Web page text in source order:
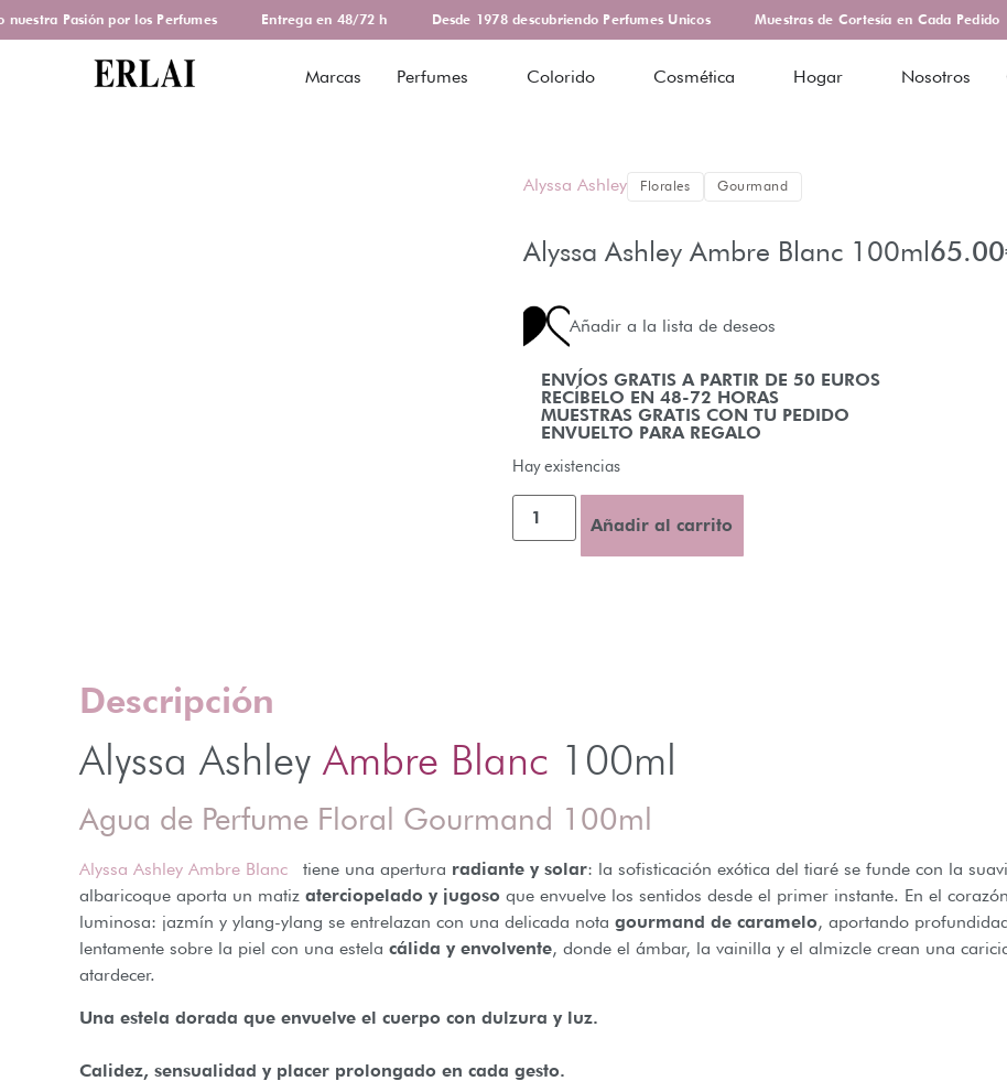
Pasión por los Perfumes Entrega en 48/72 h Desde 1978 descubriendo Perfumes Unicos Muestras de Cortesía en Cada Pedido
Marcas Perfumes Colorido Cosmética Hogar Nosotros
Alyssa Ashley Florales Gourmand
Alyssa Ashley Ambre Blanc 100ml65.00
Añadir a la lista de deseos
ENVÍOS GRATIS A PARTIR DE 50 EUROS
RECÍBELO EN 48-72 HORAS
MUESTRAS GRATIS CON TU PEDIDO
ENVUELTO PARA REGALO
Hay existencias
Añadir al carrito
Descripción
Alyssa AshleyAmbre Blanc 100ml
Agua de Perfume Floral Gourmand 100ml
Alyssa Ashley Ambre Blanc tiene una apertura radiante y solar: la sofisticación exótica del tiaré se funde con la
albaricoque aporta un matiz aterciopelado y jugoso que envuelve los sentidos desde el primer instante. En el
luminosa: jazmín y ylang-ylang se entrelazan con una delicada nota gourmand de caramelo, aportando
lentamente sobre la piel con una estela cálida y envolvente, donde el ámbar, la vainilla y el almizcle crean una
atardecer.
Una estela dorada que envuelve el cuerpo con dulzura y luz.
Calidez, sensualidad y placer prolongado en cada gesto.